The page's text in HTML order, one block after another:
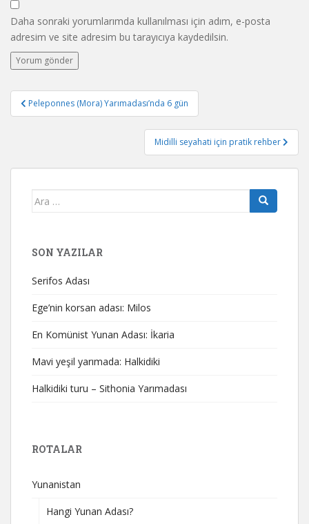
Daha sonraki yorumlarımda kullanılması için adım, e-posta
adresim ve site adresim bu tarayıcıya kaydedilsin.
Yazı
gezinmesi
Peleponnes (Mora) Yarımadası’nda 6 gün
Midilli seyahati için pratik rehber
Arama
SON YAZILAR
Serifos Adası
Ege’nin korsan adası: Milos
En Komünist Yunan Adası: İkaria
Mavi yeşil yarımada: Halkidiki
Halkidiki turu – Sithonia Yarımadası
ROTALAR
Yunanistan
Hangi Yunan Adası?